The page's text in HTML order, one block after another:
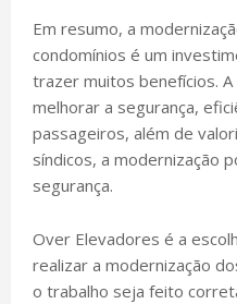
Em resumo, a
condomínios é um
trazer muitos benefícios.
melhorar a segurança,
passageiros, além de
síndicos, a modernização
segurança.
Over Elevadores é a
realizar a modernização
o trabalho seja feito